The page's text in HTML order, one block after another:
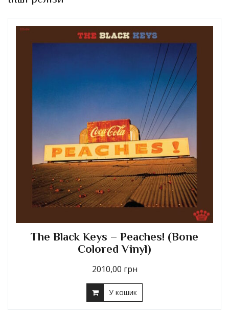
The Black Keys – No Rain, No Flowers
(Ruby Red Vinyl)
1620,00 грн
У кошик